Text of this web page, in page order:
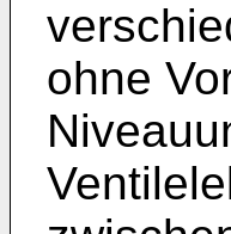
ohne